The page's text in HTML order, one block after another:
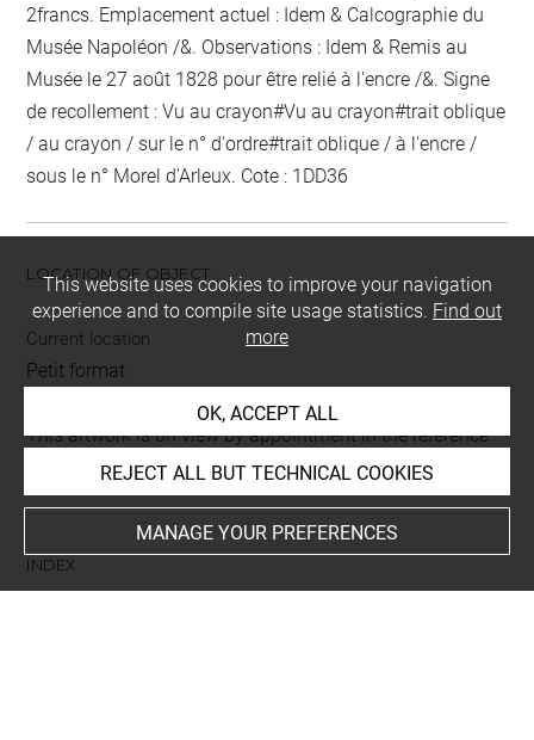
2francs. Emplacement actuel : Idem & Calcographie du
Musée Napoléon /&. Observations : Idem & Remis au
Musée le 27 août 1828 pour être relié à l'encre /&. Signe
de recollement :Vu au crayon#Vu au crayon#trait oblique
/ au crayon / sur le n° d'ordre#trait oblique / à l'encre /
sous le n° Morel d'Arleux. Cote : 1DD36
LOCATION OF OBJECT
Current location
Petit format
This artwork is on view by appointment in the reference
room for prints and drawings
INDEX
This website uses cookies to improve your navigation
experience and to compile site usage statistics. Find out
more
OK, ACCEPT ALL
REJECT ALL BUT TECHNICAL COOKIES
MANAGE YOUR PREFERENCES